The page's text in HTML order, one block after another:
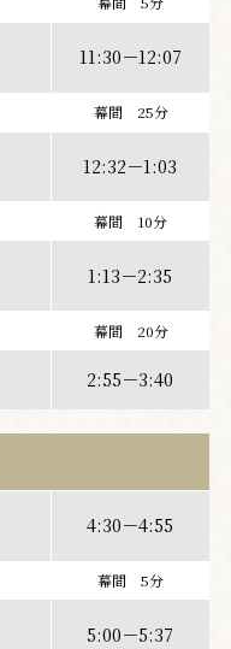
11:30－12:07
幕間 25分
12:32－1:03
幕間 10分
1:13－2:35
幕間 20分
2:55－3:40
4:30－4:55
幕間 5分
5:00－5:37